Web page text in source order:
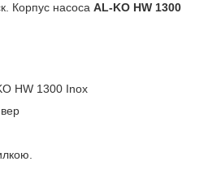
Корпус насоса AL-KO HW 1300
HW 1300 Inox